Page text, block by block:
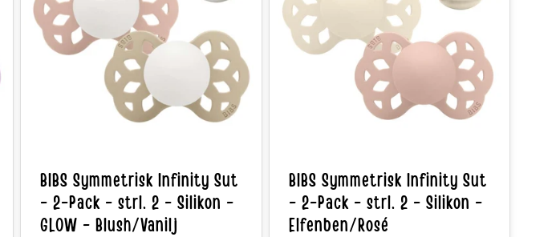
BIBS Symmetrisk Infinity Sut
- 2-Pack - strl. 2 - Silikon -
GLOW - Blush/Vanilj
BIBS Symmetrisk Infinity Sut
- 2-Pack - strl. 2 - Silikon -
Elfenben/Rosé